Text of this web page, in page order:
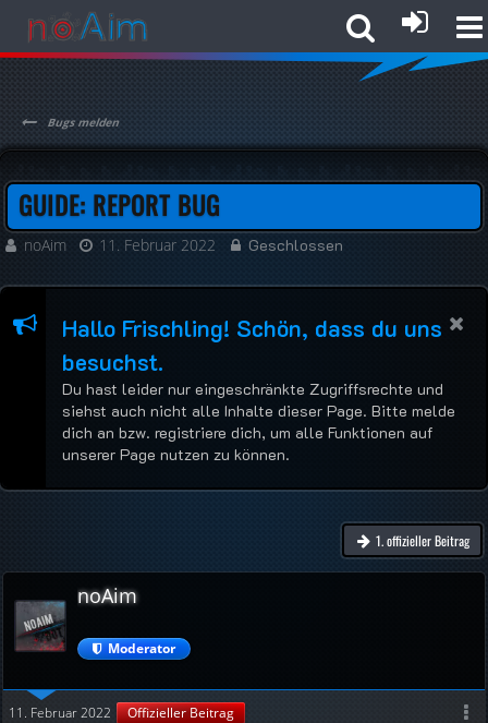
Bugs melden
GUIDE: REPORT BUG
noAim 11. Februar 2022 Geschlossen
Hallo Frischling! Schön, dass du uns
besuchst.
Du hast leider nur eingeschränkte Zugriffsrechte und
siehst auch nicht alle Inhalte dieser Page. Bitte melde
dich an bzw. registriere dich, um alle Funktionen auf
unserer Page nutzen zu können.
1. offizieller Beitrag
noAim
Moderator
11. Februar 2022 Offizieller Beitrag